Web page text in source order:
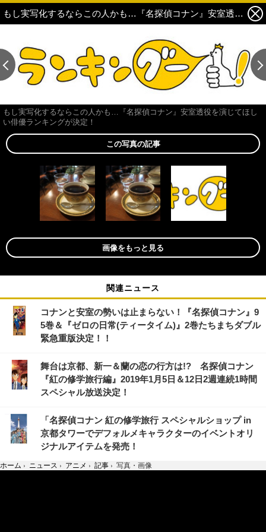
もし実写化するならこの人かも…『名探偵コナン』安室透役を演じてほしい俳優ランキングが決定！ 3枚目の写真・画像
もし実写化するならこの人かも…『名探偵コナン』安室透役を演じてほし
い俳優ランキングが決定！
この写真の記事
画像をもっと見る
関連ニュース
コナンと安室の勢いは止まらない！『名探偵コナン』9
5巻＆『ゼロの日常(ティータイム)』2巻たちまちダブル
緊急重版決定！！
舞台は京都、新一＆蘭の恋の行方は!? 名探偵コナン
『紅の修学旅行編』2019年1月5日＆12日2週連続1時間
スペシャル放送決定！
「名探偵コナン 紅の修学旅行 スペシャルショップ in
京都タワーでデフォルメキャラクターのイベントオリ
ジナルアイテムを発売！
ホーム › ニュース › アニメ › 記事 › 写真・画像